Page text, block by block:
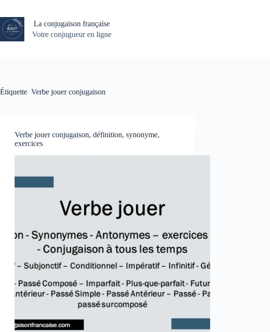
contenu
La conjugaison française
Votre conjugueur en ligne
Étiquette Verbe jouer conjugaison
Verbe jouer conjugaison, définition, synonyme,
exercices